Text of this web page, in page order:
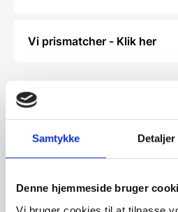
Samtykke Detaljer
Denne hjemmeside bruger
Vi prismatcher - Klik her
Relaterede varer
SPAR 30%